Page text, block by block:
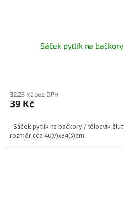
Sáček pytlík na
32,23 Kč bez DPH
39 Kč
- Sáček pytlík na bačkory / tělocvik
rozměr cca 40(v)x34(š)cm